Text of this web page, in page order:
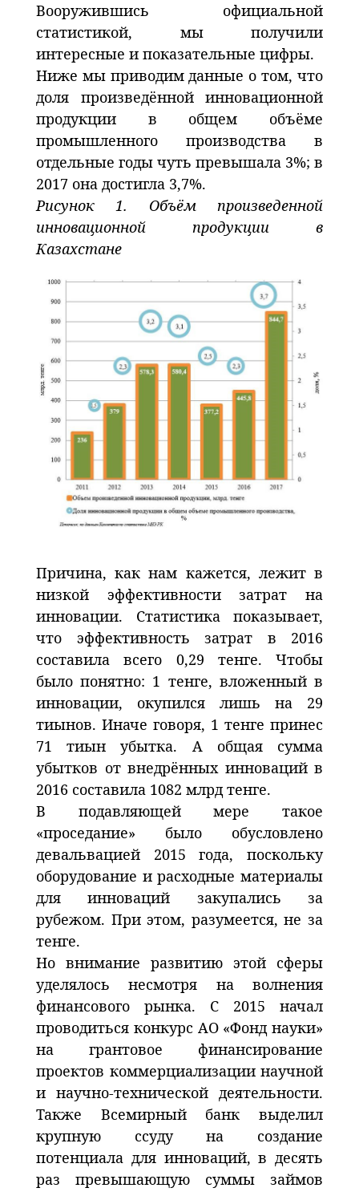
Вооружившись официальной
статистикой, мы получили
интересные и показательные цифры.
Ниже мы приводим данные о том, что
доля произведённой инновационной
продукции в общем объёме
промышленного производства в
отдельные годы чуть превышала 3%; в
2017 она достигла 3,7%.
Рисунок 1. Объём произведенной
инновационной продукции в
Казахстане
Причина, как нам кажется, лежит в
низкой эффективности затрат на
инновации. Статистика показывает,
что эффективность затрат в 2016
составила всего 0,29 тенге. Чтобы
было понятно: 1 тенге, вложенный в
инновации, окупился лишь на 29
тиынов. Иначе говоря, 1 тенге принес
71 тиын убытка. А общая сумма
убытков от внедрённых инноваций в
2016 составила 1082 млрд тенге.
В подавляющей мере такое
«проседание» было обусловлено
девальвацией 2015 года, поскольку
оборудование и расходные материалы
для инноваций закупались за
рубежом. При этом, разумеется, не за
тенге.
Но внимание развитию этой сферы
уделялось несмотря на волнения
финансового рынка. С 2015 начал
проводиться конкурс АО «Фонд науки»
на грантовое финансирование
проектов коммерциализации научной
и научно-технической деятельности.
Также Всемирный банк выделил
крупную ссуду на создание
потенциала для инноваций, в десять
раз превышающую суммы займов